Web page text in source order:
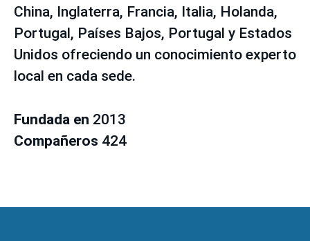
China, Inglaterra, Francia, Italia, Holanda,
Portugal, Países Bajos, Portugal y Estados
Unidos ofreciendo un conocimiento experto
local en cada sede.
Fundada en 2013
Compañeros 424